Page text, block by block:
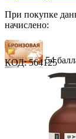
При покупке
начислено:
54
81 балл
135
724.00
за 1.00 мл
КОД: 564125